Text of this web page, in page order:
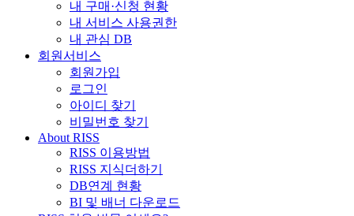
내 구매·신청 현황
내 서비스 사용권한
내 관심 DB
회원서비스
회원가입
로그인
아이디 찾기
비밀번호 찾기
About RISS
RISS 이용방법
RISS 지식더하기
DB연계 현황
BI 및 배너 다운로드